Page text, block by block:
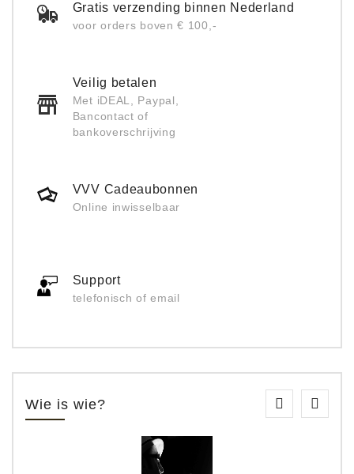
Gratis verzending binnen Nederland
voor orders boven € 100,-
Veilig betalen
Met iDEAL, Paypal,
Bancontact of
bankoverschrijving
VVV Cadeaubonnen
Online inwisselbaar
Support
telefonisch of email
Wie is wie?